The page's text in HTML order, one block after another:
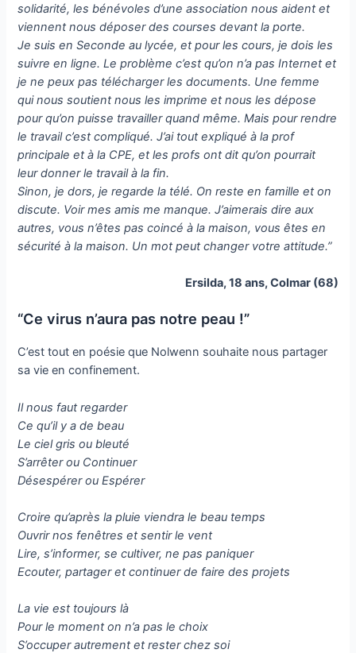
solidarité, les bénévoles d’une association nous aident et
viennent nous déposer des courses devant la porte.
Je suis en Seconde au lycée, et pour les cours, je dois les
suivre en ligne. Le problème c’est qu’on n’a pas Internet et
je ne peux pas télécharger les documents. Une femme
qui nous soutient nous les imprime et nous les dépose
pour qu’on puisse travailler quand même. Mais pour rendre
le travail c’est compliqué. J’ai tout expliqué à la prof
principale et à la CPE, et les profs ont dit qu’on pourrait
leur donner le travail à la fin.
Sinon, je dors, je regarde la télé. On reste en famille et on
discute. Voir mes amis me manque.J’aimerais dire aux
autres, vous n’êtes pas coincé à la maison, vous êtes en
sécurité à la maison. Un mot peut changer votre attitude.”
Ersilda, 18 ans, Colmar (68)
“Ce virus n’aura pas notre peau !”
C’est tout en poésie que Nolwenn souhaite nous partager
sa vie en confinement.
Il nous faut regarder
Ce qu’il y a de beau
Le ciel gris ou bleuté
S’arrêter ou Continuer
Désespérer ou Espérer
Croire qu’après la pluie viendra le beau temps
Ouvrir nos fenêtres et sentir le vent
Lire, s’informer, se cultiver, ne pas paniquer
Ecouter, partager et continuer de faire des projets
La vie est toujours là
Pour le moment on n’a pas le choix
S’occuper autrement et rester chez soi